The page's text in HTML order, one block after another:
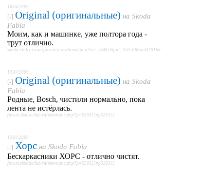
14.04.2009
[-] Original (оригинальные) на Skoda
Fabia
Моим, как и машинке, уже полтора года -
трут отлично.
skoda-club.org.ua/forum/showthread.php?tid=18461&pid=310168#pid310168
12.04.2009
[-] Original (оригинальные) на Skoda
Fabia
Родные, Bosch, чистили нормально, пока
лента не истёрлась.
forum.skoda-club.ru/viewtopic.php?p=530115#p530115
12.04.2009
[-] Хорс на Skoda Fabia
Бескаркасники ХОРС - отлично чистят.
forum.skoda-club.ru/viewtopic.php?p=530115#p530115